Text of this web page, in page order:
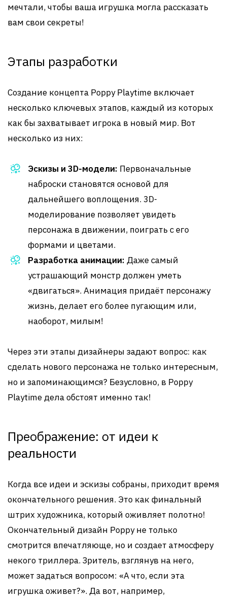
мечтали, чтобы ваша игрушка могла рассказать
вам свои секреты!
Этапы разработки
Создание концепта Poppy Playtime включает
несколько ключевых этапов, каждый из которых
как бы захватывает игрока в новый мир. Вот
несколько из них:
Эскизы и 3D-модели: Первоначальные
наброски становятся основой для
дальнейшего воплощения. 3D-
моделирование позволяет увидеть
персонажа в движении, поиграть с его
формами и цветами.
Разработка анимации: Даже самый
устрашающий монстр должен уметь
«двигаться». Анимация придаёт персонажу
жизнь, делает его более пугающим или,
наоборот, милым!
Через эти этапы дизайнеры задают вопрос: как
сделать нового персонажа не только интересным,
но и запоминающимся? Безусловно, в Poppy
Playtime дела обстоят именно так!
Преображение: от идеи к
реальности
Когда все идеи и эскизы собраны, приходит время
окончательного решения. Это как финальный
штрих художника, который оживляет полотно!
Окончательный дизайн Poppy не только
смотрится впечатляюще, но и создает атмосферу
некого триллера. Зритель, взглянув на него,
может задаться вопросом: «А что, если эта
игрушка оживет?». Да вот, например,